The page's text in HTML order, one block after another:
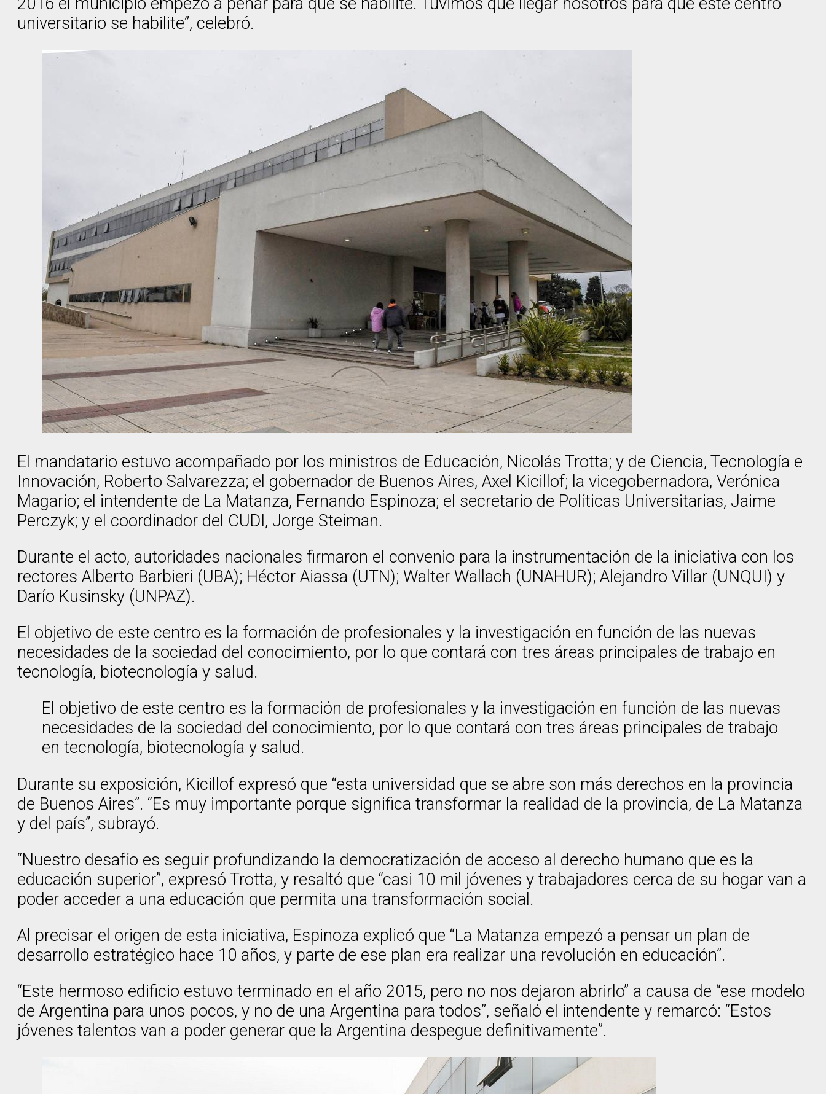
universitario se habilite”, celebró.
El mandatario estuvo acompañado por los ministros de Educación, Nicolás Trotta; y de Ciencia, Tecnología e
Innovación, Roberto Salvarezza; el gobernador de Buenos Aires, Axel Kicillof; la vicegobernadora, Verónica
Magario; el intendente de La Matanza, Fernando Espinoza; el secretario de Políticas Universitarias, Jaime
Perczyk; y el coordinador del CUDI, Jorge Steiman.
Durante el acto, autoridades nacionales firmaron el convenio para la instrumentación de la iniciativa con los
rectores Alberto Barbieri (UBA); Héctor Aiassa (UTN); Walter Wallach (UNAHUR); Alejandro Villar (UNQUI) y
Darío Kusinsky (UNPAZ).
El objetivo de este centro es la formación de profesionales y la investigación en función de las nuevas
necesidades de la sociedad del conocimiento, por lo que contará con tres áreas principales de trabajo en
tecnología, biotecnología y salud.
El objetivo de este centro es la formación de profesionales y la investigación en función de las nuevas
necesidades de la sociedad del conocimiento, por lo que contará con tres áreas principales de trabajo
en tecnología, biotecnología y salud.
Durante su exposición, Kicillof expresó que “esta universidad que se abre son más derechos en la provincia
de Buenos Aires”. “Es muy importante porque significa transformar la realidad de la provincia, de La Matanza
y del país”, subrayó.
“Nuestro desafío es seguir profundizando la democratización de acceso al derecho humano que es la
educación superior”, expresó Trotta, y resaltó que “casi 10 mil jóvenes y trabajadores cerca de su hogar van a
poder acceder a una educación que permita una transformación social.
Al precisar el origen de esta iniciativa, Espinoza explicó que “La Matanza empezó a pensar un plan de
desarrollo estratégico hace 10 años, y parte de ese plan era realizar una revolución en educación”.
“Este hermoso edificio estuvo terminado en el año 2015, pero no nos dejaron abrirlo” a causa de “ese modelo
de Argentina para unos pocos, y no de una Argentina para todos”, señaló el intendente y remarcó: “Estos
jóvenes talentos van a poder generar que la Argentina despegue definitivamente”.